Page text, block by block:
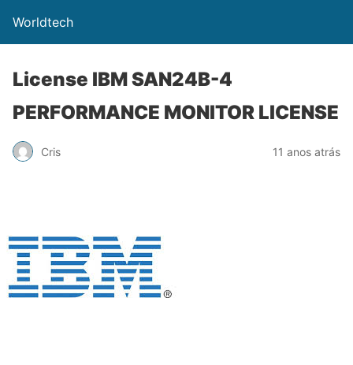
Worldtech
License IBM SAN24B-4
PERFORMANCE MONITOR LICENSE
Cris 11 anos atrás